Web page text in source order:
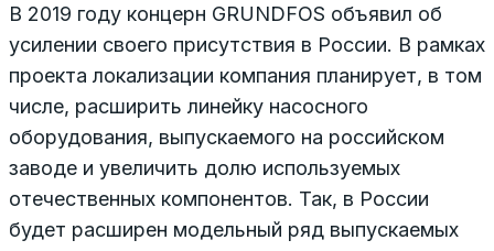
В 2019 году концерн GRUNDFOS объявил об
усилении своего присутствия в России. В рамках
проекта локализации компания планирует, в том
числе, расширить линейку насосного
оборудования, выпускаемого на российском
заводе и увеличить долю используемых
отечественных компонентов. Так, в России
будет расширен модельный ряд выпускаемых